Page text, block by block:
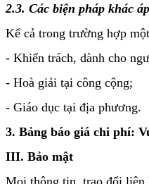
2.3. Các biện pháp khác
Kể cả trong trường hợp
- Khiển trách, dành cho
- Hoà giải tại công cộng;
- Giáo dục tại địa phương.
3. Bảng báo giá chi phí:
III. Bảo mật
Mọi thông tin, trao đổi liên